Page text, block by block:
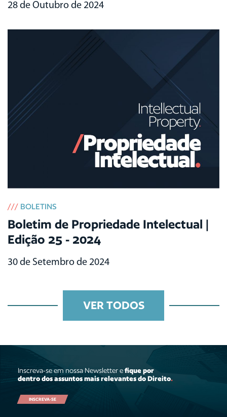
28 de Outubro de 2024
/// BOLETINS
Boletim de Propriedade Intelectual |
Edição 25 - 2024
30 de Setembro de 2024
VER TODOS
Inscreva-se em nossa Newsletter efique por
dentro dos assuntos mais relevantes do Direito.
INSCREVA-SE